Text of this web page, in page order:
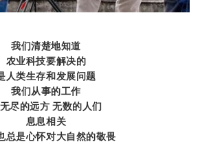
我们清楚地知道
农业科技要解决的
人类生存和发展问题
我们从事的工作
尽的远方 无数的人们
息息相关
总是心怀对大自然的敬畏